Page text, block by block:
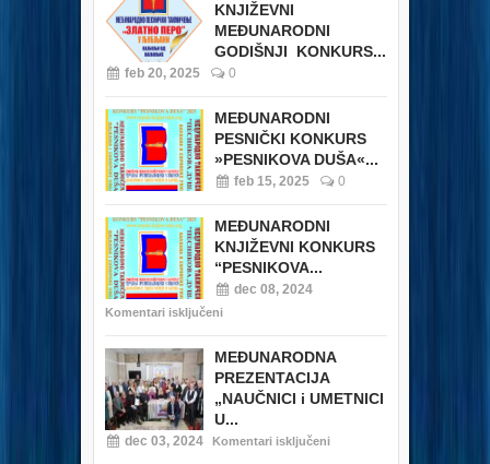
KNJIŽEVNI
MEĐUNARODNI
GODIŠNJI KONKURS...
feb 20, 2025 0
MEĐUNARODNI
PESNIČKI KONKURS
»PESNIKOVA DUŠA«...
feb 15, 2025 0
MEĐUNARODNI
KNJIŽEVNI KONKURS
“PESNIKOVA...
dec 08, 2024
Komentari isključeni
MEĐUNARODNA
PREZENTACIJA
„NAUČNICI i UMETNICI
U...
dec 03, 2024 Komentari isključeni